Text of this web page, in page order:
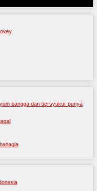
bangga dan bersyukur punya